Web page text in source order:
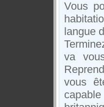
Vous
langue
va
vous